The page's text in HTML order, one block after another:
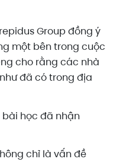
Group đồng ý
một bên trong cuộc
cho rằng các nhà
đã có trong địa
học đã nhận
chỉ là vấn đề